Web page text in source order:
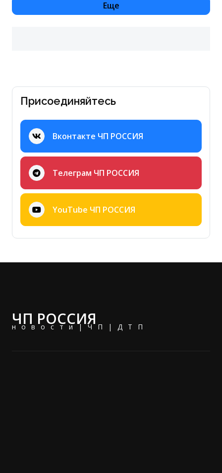
Еще
Присоединяйтесь
Вконтакте ЧП РОССИЯ
Телеграм ЧП РОССИЯ
YouTube ЧП РОССИЯ
ЧП РОССИЯ
новости|ЧП|ДТП